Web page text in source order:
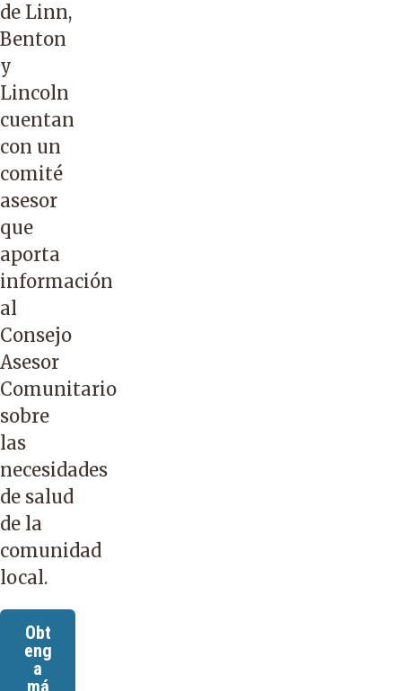
de Linn,
Benton
y
Lincoln
cuentan
con un
comité
asesor
que
aporta
información
al
Consejo
Asesor
Comunitario
sobre
las
necesidades
de salud
de la
comunidad
local.
Obt
eng
a
má